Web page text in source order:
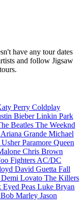
have any tour dates
and follow Jigsaw
Perry Coldplay
BieberLinkin Park
Beatles The Weeknd
Ariana Grande Michael
UsherParamore Queen
Chris Brown
Fighters AC/DC
David Guetta Fall
Demi Lovato The Killers
Eyed Peas Luke Bryan
Bob Marley Jason